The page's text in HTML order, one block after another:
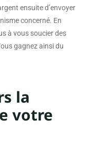
ensuite d’envoyer
concerné. En
à vous soucier des
gagnez ainsi du
la
votre